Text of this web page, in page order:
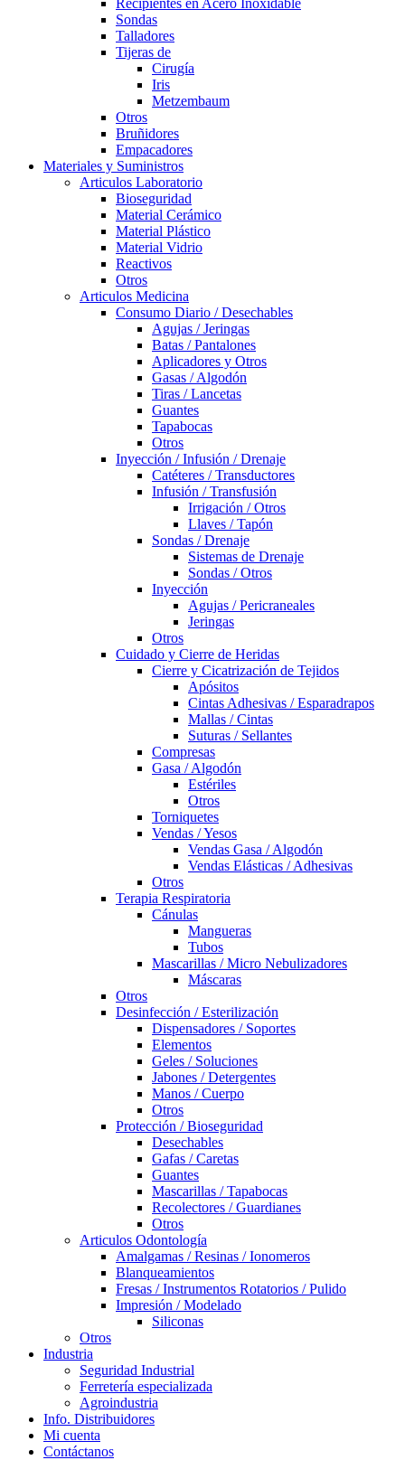
Recipientes en Acero Inoxidable
Sondas
Talladores
Tijeras de
Cirugía
Iris
Metzembaum
Otros
Bruñidores
Empacadores
Materiales y Suministros
Articulos Laboratorio
Bioseguridad
Material Cerámico
Material Plástico
Material Vidrio
Reactivos
Otros
Articulos Medicina
Consumo Diario / Desechables
Agujas / Jeringas
Batas / Pantalones
Aplicadores y Otros
Gasas / Algodón
Tiras / Lancetas
Guantes
Tapabocas
Otros
Inyección / Infusión / Drenaje
Catéteres / Transductores
Infusión / Transfusión
Irrigación / Otros
Llaves / Tapón
Sondas / Drenaje
Sistemas de Drenaje
Sondas / Otros
Inyección
Agujas / Pericraneales
Jeringas
Otros
Cuidado y Cierre de Heridas
Cierre y Cicatrización de Tejidos
Apósitos
Cintas Adhesivas / Esparadrapos
Mallas / Cintas
Suturas / Sellantes
Compresas
Gasa / Algodón
Estériles
Otros
Torniquetes
Vendas / Yesos
Vendas Gasa / Algodón
Vendas Elásticas / Adhesivas
Otros
Terapia Respiratoria
Cánulas
Mangueras
Tubos
Mascarillas / Micro Nebulizadores
Máscaras
Otros
Desinfección / Esterilización
Dispensadores / Soportes
Elementos
Geles / Soluciones
Jabones / Detergentes
Manos / Cuerpo
Otros
Protección / Bioseguridad
Desechables
Gafas / Caretas
Guantes
Mascarillas / Tapabocas
Recolectores / Guardianes
Otros
Articulos Odontología
Amalgamas / Resinas / Ionomeros
Blanqueamientos
Fresas / Instrumentos Rotatorios / Pulido
Impresión / Modelado
Siliconas
Otros
Industria
Seguridad Industrial
Ferretería especializada
Agroindustria
Info. Distribuidores
Mi cuenta
Contáctanos